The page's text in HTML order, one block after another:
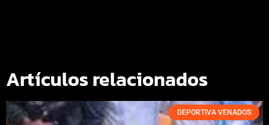
Artículos relacionados
DEPORTIVA VENADOS